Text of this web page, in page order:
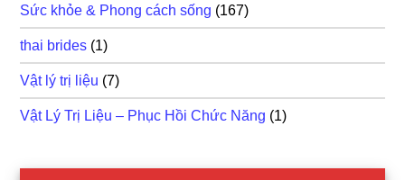
Sức khỏe & Phong cách sống (167)
thai brides (1)
Vật lý trị liệu (7)
Vật Lý Trị Liệu – Phục Hồi Chức Năng (1)